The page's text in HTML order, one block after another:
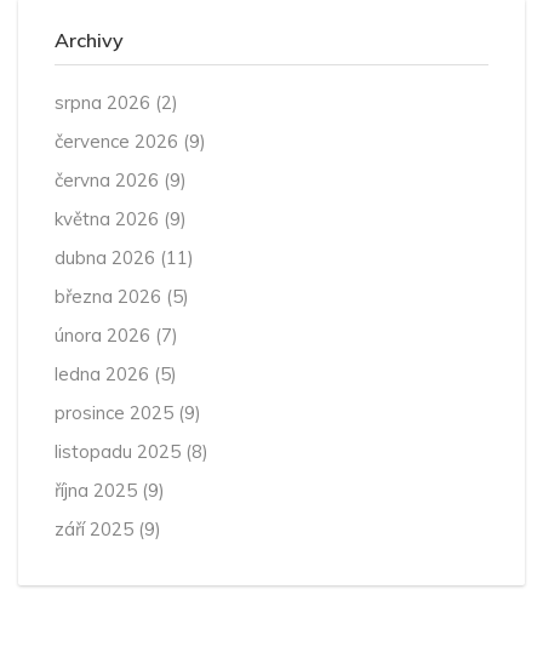
Archivy
srpna 2026 (2)
července 2026 (9)
června 2026 (9)
května 2026 (9)
dubna 2026 (11)
března 2026 (5)
února 2026 (7)
ledna 2026 (5)
prosince 2025 (9)
listopadu 2025 (8)
října 2025 (9)
září 2025 (9)